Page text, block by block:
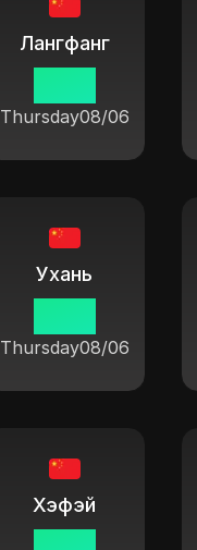
Лангфанг
Thursday08/06
Ухань
Thursday08/06
Хэфэй